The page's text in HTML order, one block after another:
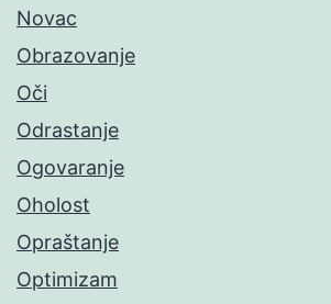
Novac
Obrazovanje
Oči
Odrastanje
Ogovaranje
Oholost
Opraštanje
Optimizam